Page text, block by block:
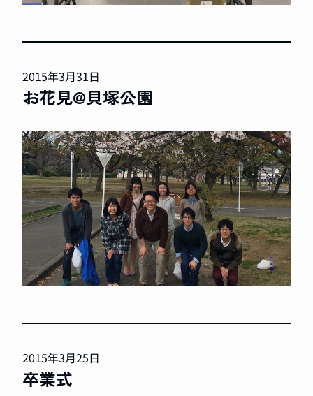
2015年3月31日
お花見@貝塚公園
2015年3月25日
卒業式